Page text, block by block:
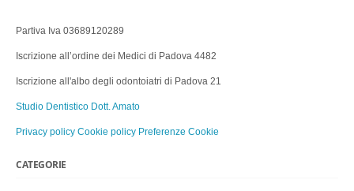
Partiva Iva 03689120289
Iscrizione all’ordine dei Medici di Padova 4482
Iscrizione all'albo degli odontoiatri di Padova 21
Studio Dentistico Dott. Amato
Privacy policy Cookie policy Preferenze Cookie
CATEGORIE